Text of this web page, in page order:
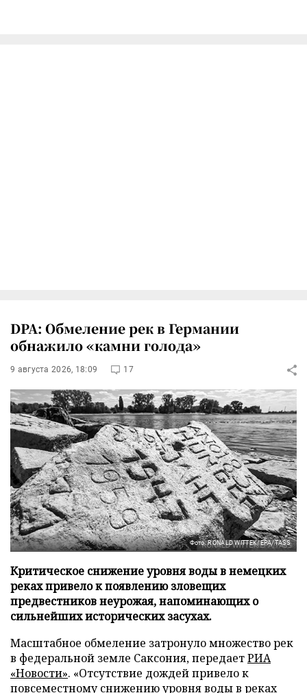
DPA: Обмеление рек в Германии
обнажило «камни голода»
9 августа 2026, 18:09 17
Фото: RONALD WITTEK/EPA/TASS
Критическое снижение уровня воды в немецких
реках привело к появлению зловещих
предвестников неурожая, напоминающих о
сильнейших исторических засухах.
Масштабное обмеление затронуло множество рек
в федеральной земле Саксония, передаетРИА
«Новости». «Отсутствие дождей привело к
повсеместному снижению уровня воды в реках